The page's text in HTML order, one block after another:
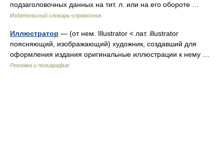
подзаголовочных данных на тит. л. или на его обороте …
Издательский словарь-справочник
Иллюстратор — (от нем. Illustrator < лат. illustrator
поясняющий, изображающий) художник, создавший для
оформления издания оригинальные иллюстрации к нему …
Реклама и полиграфия